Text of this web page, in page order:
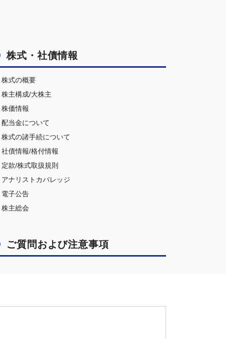
株式・社債情報
株式の概要
株主構成/大株主
株価情報
配当金について
株式の諸手続について
社債情報/格付情報
定款/株式取扱規則
アナリストカバレッジ
電子公告
株主総会
ご質問および注意事項